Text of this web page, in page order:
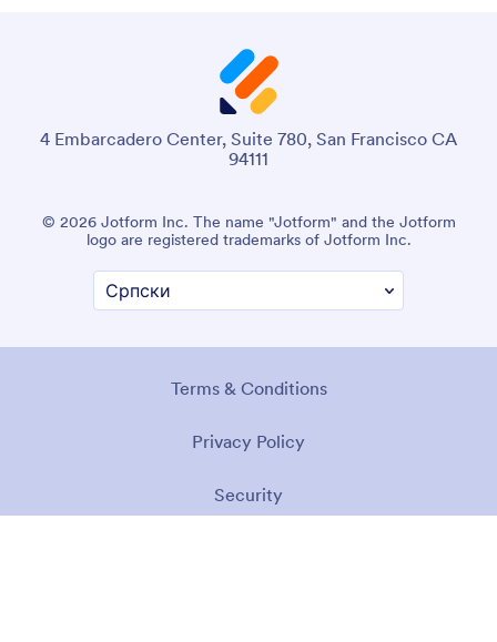
4 Embarcadero Center, Suite 780, San Francisco CA
94111
© 2026 Jotform Inc. The name "Jotform" and the Jotform
logo are registered trademarks of Jotform Inc.
Terms & Conditions
Privacy Policy
Security